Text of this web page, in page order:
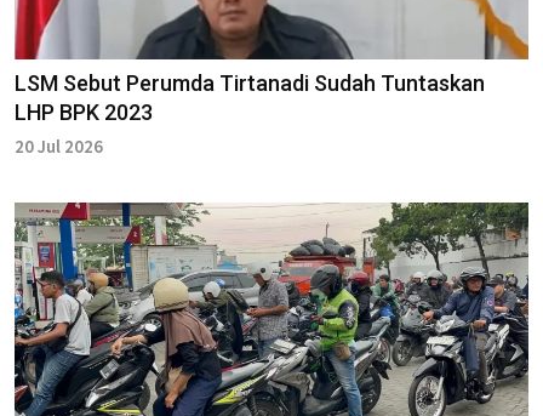
LSM Sebut Perumda Tirtanadi Sudah Tuntaskan
LHP BPK 2023
20 Jul 2026